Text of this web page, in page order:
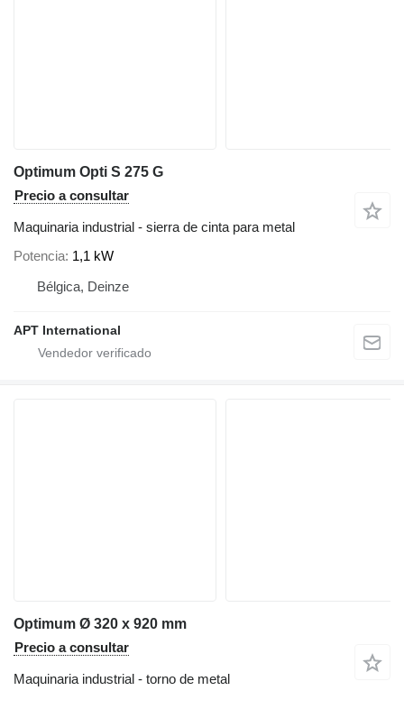
Optimum Opti S 275 G
Precio a consultar
Maquinaria industrial - sierra de cinta para metal
Potencia 1,1 kW
Bélgica, Deinze
APT International
Optimum Ø 320 x 920 mm
Precio a consultar
Maquinaria industrial - torno de metal